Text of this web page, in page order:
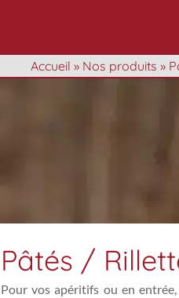
Accueil » Nos produits »
Pâtés /
Pour vos apéritifs ou en entrée,